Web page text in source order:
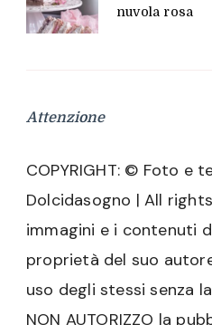
nuvola rosa
Attenzione
COPYRIGHT: © Foto e
Dolcidasogno | All
immagini e i contenuti
proprietà del suo
uso degli stessi senza
NON AUTORIZZO la